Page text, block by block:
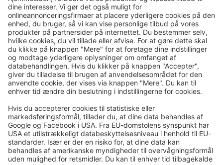
Rejsepost pr. e-mail-nyhedsbrev:
Fremover vil vi gerne sende dig vores mest spændende
rejser via e-mail!
Tilmeld dig nu!